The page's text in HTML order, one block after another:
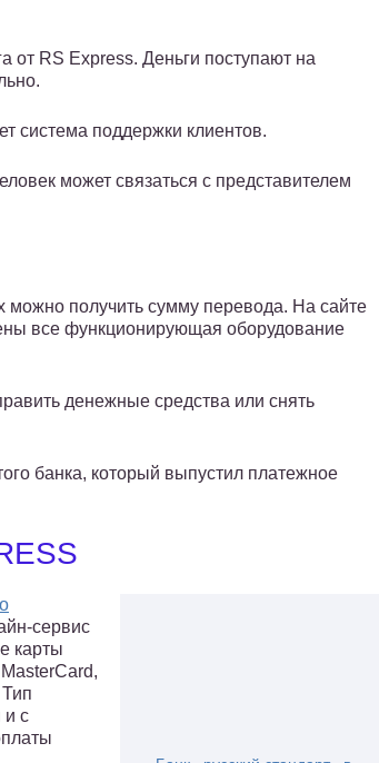
от RS Express. Деньги поступают на
система поддержки клиентов.
может связаться с представителем
можно получить сумму перевода. На сайте
все функционирующая оборудование
денежные средства или снять
банка, который выпустил платежное
сервис
карты
и с